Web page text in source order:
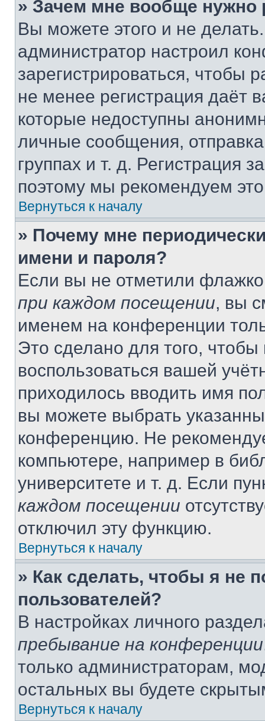
» Зачем мне вообще нужно
Вы можете этого и не
администратор настроил
зарегистрироваться, чтобы
не менее регистрация даёт
которые недоступны
личные сообщения,
группах и т. д. Регистрация
поэтому мы рекомендуем
Вернуться к началу
» Почему мне
имени и пароля?
Если вы не отметили
при каждом посещении, вы
именем на конференции
Это сделано для того, чтобы
воспользоваться вашей
приходилось вводить имя
вы можете выбрать
конференцию. Не
компьютере, например в
университете и т. д. Если
каждом посещении
отключил эту функцию.
Вернуться к началу
» Как сделать, чтобы я не
пользователей?
В настройках личного
пребывание на конференции
только администраторам,
остальных вы будете
Вернуться к началу